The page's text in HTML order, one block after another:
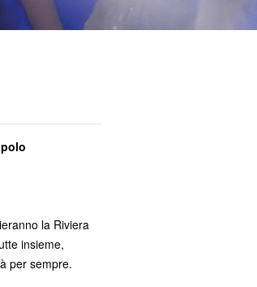
la Riviera
insieme,
per sempre.